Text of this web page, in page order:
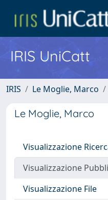
IRIS UniCatt
IRIS Le Moglie, Marco
Le Moglie, Marco
Visualizzazione
Visualizzazione
Visualizzazione File